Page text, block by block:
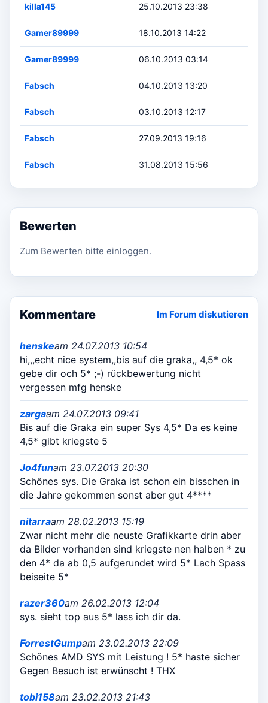
killa145 25.10.2013 23:38
Gamer89999 18.10.2013 14:22
Gamer89999 06.10.2013 03:14
Fabsch 04.10.2013 13:20
Fabsch 03.10.2013 12:17
Fabsch 27.09.2013 19:16
Fabsch 31.08.2013 15:56
Bewerten
Zum Bewerten bitte einloggen.
Kommentare Im Forum diskutieren
henskeam 24.07.2013 10:54
hi,,,echt nice system,,bis auf die graka,, 4,5* ok
gebe dir och 5* ;-) rückbewertung nicht
vergessen mfg henske
zargaam 24.07.2013 09:41
Bis auf die Graka ein super Sys 4,5* Da es keine
4,5* gibt kriegste 5
Jo4funam 23.07.2013 20:30
Schönes sys. Die Graka ist schon ein bisschen in
die Jahre gekommen sonst aber gut 4****
nitarraam 28.02.2013 15:19
Zwar nicht mehr die neuste Grafikkarte drin aber
da Bilder vorhanden sind kriegste nen halben * zu
den 4* da ab 0,5 aufgerundet wird 5* Lach Spass
beiseite 5*
razer360am 26.02.2013 12:04
sys. sieht top aus 5* lass ich dir da.
ForrestGumpam 23.02.2013 22:09
Schönes AMD SYS mit Leistung ! 5* haste sicher
Gegen Besuch ist erwünscht ! THX
tobi158am 23.02.2013 21:43